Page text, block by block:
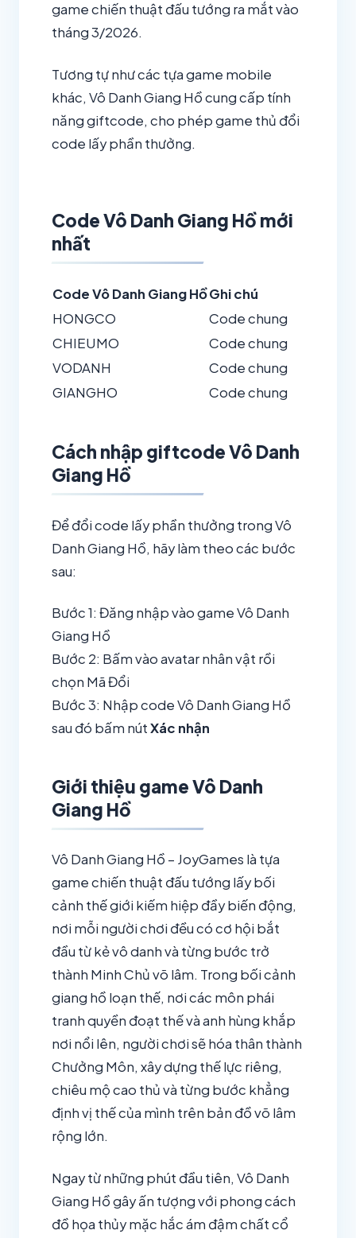
game chiến thuật đấu tướng ra mắt vào
tháng 3/2026.
Tương tự như các tựa game mobile
khác, Vô Danh Giang Hồ cung cấp tính
năng giftcode, cho phép game thủ đổi
code lấy phần thưởng.
Code Vô Danh Giang Hồ mới
nhất
Code Vô Danh Giang HồGhi chú
HONGCO
Code chung
CHIEUMO
Code chung
VODANH
Code chung
GIANGHO
Code chung
Cách nhập giftcode Vô Danh
Giang Hồ
Để đổi code lấy phần thưởng trong Vô
Danh Giang Hồ, hãy làm theo các bước
sau:
Bước 1: Đăng nhập vào game Vô Danh
Giang Hồ
Bước 2: Bấm vào avatar nhân vật rồi
chọn Mã Đổi
Bước 3: Nhập code Vô Danh Giang Hồ
sau đó bấm nútXác nhận
Giới thiệu game Vô Danh
Giang Hồ
Vô Danh Giang Hồ – JoyGames là tựa
game chiến thuật đấu tướng lấy bối
cảnh thế giới kiếm hiệp đầy biến động,
nơi mỗi người chơi đều có cơ hội bắt
đầu từ kẻ vô danh và từng bước trở
thành Minh Chủ võ lâm. Trong bối cảnh
giang hồ loạn thế, nơi các môn phái
tranh quyền đoạt thế và anh hùng khắp
nơi nổi lên, người chơi sẽ hóa thân thành
Chưởng Môn, xây dựng thế lực riêng,
chiêu mộ cao thủ và từng bước khẳng
định vị thế của mình trên bản đồ võ lâm
rộng lớn.
Ngay từ những phút đầu tiên, Vô Danh
Giang Hồ gây ấn tượng với phong cách
đồ họa thủy mặc hắc ám đậm chất cổ